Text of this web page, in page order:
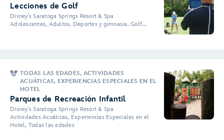
Lecciones de Golf
Disney's Saratoga Springs Resort & Spa
Adolescentes, Adultos, Deportes y gimnasia, Golf...
TODAS LAS EDADES, ACTIVIDADES
ACUÁTICAS, EXPERIENCIAS ESPECIALES EN EL
HOTEL
Parques de Recreación Infantil
Disney's Saratoga Springs Resort & Spa
Actividades Acuáticas, Experiencias Especiales en el
Hotel, Todas las edades